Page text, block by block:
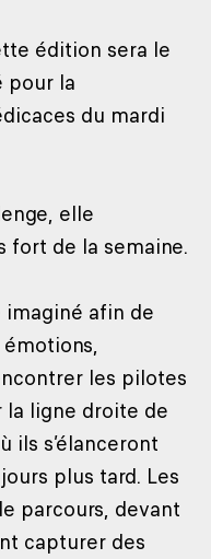
édition sera le
pour la
du mardi
elle
fort de la semaine.
imaginé afin de
les pilotes
la ligne droite de
ils s’élanceront
plus tard. Les
parcours, devant
capturer des